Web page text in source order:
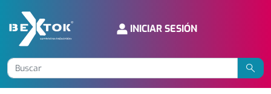
INICIAR SESIÓN